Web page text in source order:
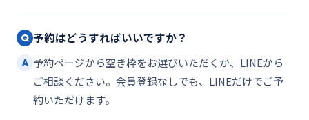
Q 予約はどうすればいいですか？
A 予約ページから空き枠をお選びいただくか、LINEから
ご相談ください。会員登録なしでも、LINEだけでご予
約いただけます。